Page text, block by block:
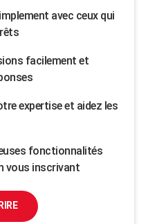
avec ceux qui
facilement et
expertise et aidez les
fonctionnalités
vous inscrivant